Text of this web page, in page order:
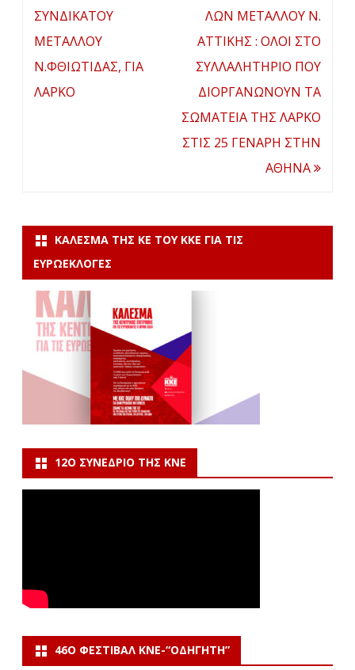
άρθρων
ΣΥΝΔΙΚΑΤΟΥ
ΜΕΤΑΛΛΟΥ
Ν.ΦΘΙΩΤΙΔΑΣ, ΓΙΑ
ΛΑΡΚΟ
ΛΩΝ ΜΕΤΑΛΛΟΥ Ν.
ΑΤΤΙΚΗΣ : ΟΛΟΙ ΣΤΟ
ΣΥΛΛΑΛΗΤΗΡΙΟ ΠΟΥ
ΔΙΟΡΓΑΝΩΝΟΥΝ ΤΑ
ΣΩΜΑΤΕΙΑ ΤΗΣ ΛΑΡΚΟ
ΣΤΙΣ 25 ΓΕΝΑΡΗ ΣΤΗΝ
ΑΘΗΝΑ
ΚΆΛΕΣΜΑ ΤΗΣ ΚΕ ΤΟΥ ΚΚΕ ΓΙΑ ΤΙΣ
ΕΥΡΩΕΚΛΟΓΈΣ
12Ο ΣΥΝΈΔΡΙΟ ΤΗΣ ΚΝΕ
46Ο ΦΕΣΤΙΒΆΛ ΚΝΕ-“ΟΔΗΓΗΤΗ”